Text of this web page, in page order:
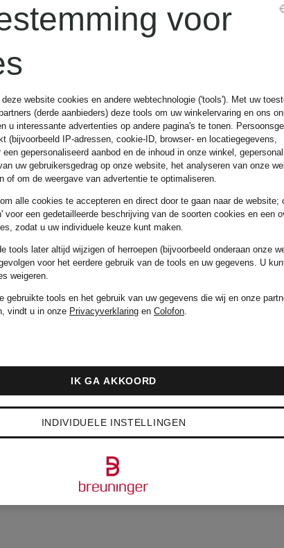
PAYSAN
€ 390
voor
deze website cookies en andere webtechnologie ('tools'). Met uw
(derde aanbieders) deze tools om uw winkelervaring en ons
u interessante advertenties op andere pagina's te tonen.
(bijvoorbeeld IP-adressen, cookie-ID, browser- en locatiegegevens,
een gepersonaliseerd aanbod en de inhoud in onze winkel,
uw gebruikersgedrag op onze website, het analyseren van onze
of om de weergave van advertentie te optimaliseren.
alle cookies te accepteren en direct door te gaan naar de website;
voor een gedetailleerde beschrijving van de soorten cookies en een
zodat u uw individuele keuze kunt maken.
tools later altijd wijzigen of herroepen (bijvoorbeeld onderaan onze
voor het eerdere gebruik van de tools en uw gegevens. U
weigeren.
gebruikte tools en het gebruik van uw gegevens die wij en onze
vindt u in onze Privacyverklaring en Colofon.
INDIVIDUELE INSTELLINGEN
IK GA AKKOORD